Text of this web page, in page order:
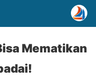
Mematikan